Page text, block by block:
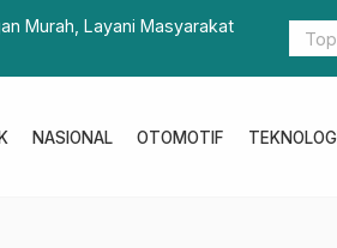
Murah, Layani Masyarakat
Sulbar
Temui
NASIONAL OTOMOTIF